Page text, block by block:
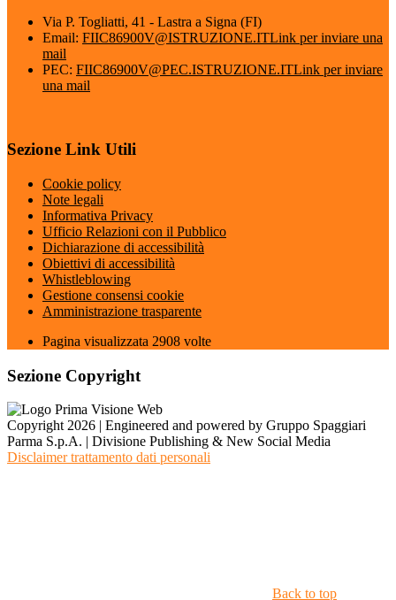
Via P. Togliatti, 41 - Lastra a Signa (FI)
Email: FIIC86900V@ISTRUZIONE.ITLink per inviare una
mail
PEC: FIIC86900V@PEC.ISTRUZIONE.ITLink per inviare
una mail
Sezione Link Utili
Cookie policy
Note legali
Informativa Privacy
Ufficio Relazioni con il Pubblico
Dichiarazione di accessibilità
Obiettivi di accessibilità
Whistleblowing
Gestione consensi cookie
Amministrazione trasparente
Pagina visualizzata 2908 volte
Sezione Copyright
Copyright 2026 | Engineered and powered by Gruppo Spaggiari
Parma S.p.A. | Divisione Publishing & New Social Media
Disclaimer trattamento dati personali
Back to top